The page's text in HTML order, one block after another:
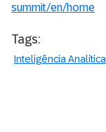
summit/en/home
Tags:
Inteligência Analítica